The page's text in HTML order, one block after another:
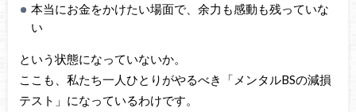
本当にお金をかけたい場面で、余力も感動も残っていな
い
という状態になっていないか。
ここも、私たち一人ひとりがやるべき「メンタルBSの減損
テスト」になっているわけです。